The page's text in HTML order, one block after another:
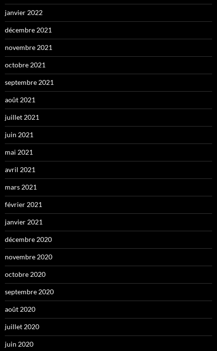
janvier 2022
décembre 2021
novembre 2021
octobre 2021
septembre 2021
août 2021
juillet 2021
juin 2021
mai 2021
avril 2021
mars 2021
février 2021
janvier 2021
décembre 2020
novembre 2020
octobre 2020
septembre 2020
août 2020
juillet 2020
juin 2020